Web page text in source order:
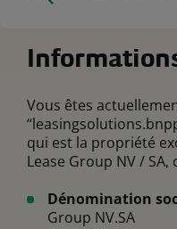
Vous êtes
qui est la propriété
Lease Group NV / SA,
Dénomination
Group NV.SA